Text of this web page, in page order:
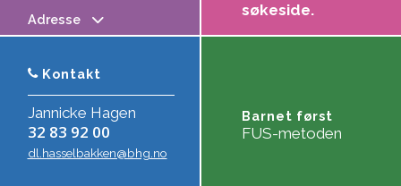
Adresse
søkeside.
Kontakt
Jannicke Hagen
32 83 92 00
dl.hasselbakken@bhg.no
Barnet først
FUS-metoden